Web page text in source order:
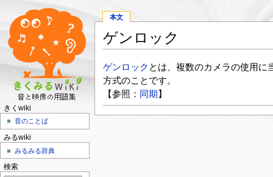
きくwiki
音のことば
みるwiki
みるみる辞典
検索
本文
ゲンロック
ゲンロック とは、複数のカメラの使用に
方式のことです。
【参照： 同期】